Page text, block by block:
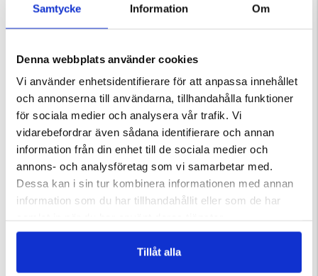
Samtycke Information Om
Denna webbplats använder cookies
Vi använder enhetsidentifierare för att anpassa innehållet
och annonserna till användarna, tillhandahålla funktioner
för sociala medier och analysera vår trafik. Vi
vidarebefordrar även sådana identifierare och annan
information från din enhet till de sociala medier och
annons- och analysföretag som vi samarbetar med.
Dessa kan i sin tur kombinera informationen med annan
information som du har tillhandahållit eller som de har
Tillåt alla
Total vikt inkl. slida: 104 gram
Varumärke
DU KANSKE OCKSÅ ÄR INTRESSERAD AV